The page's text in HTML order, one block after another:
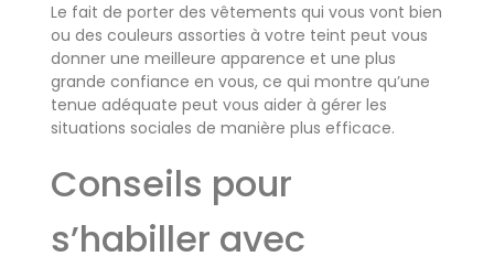
Le fait de porter des vêtements qui vous vont bien
ou des couleurs assorties à votre teint peut vous
donner une meilleure apparence et une plus
grande confiance en vous, ce qui montre qu’une
tenue adéquate peut vous aider à gérer les
situations sociales de manière plus efficace.
Conseils pour
s’habiller avec